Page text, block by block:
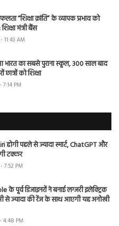
“शिक्षा क्रांति” के व्यापक प्रभाव को
मंत्री बैंस
11:43 AM
का सबसे पुराना स्कूल, 300 साल बाद
छात्रों को शिक्षा
7:14 PM
होगी पहले से ज्यादा स्मार्ट, ChatGPT और
टक्कर
7:52 PM
पूर्व डिजाइनरों ने बनाई लग्जरी इलेक्ट्रिक
से ज्यादा की रेंज के साथ आएगी यह अनोखी
4:48 PM